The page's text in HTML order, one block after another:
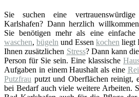
Sie suchen eine vertrauenswürdige
Karlshafen? Dann herzlich
Sie benötigen mehr als eine einfache
waschen, bügeln und Essen kochen liegt
Ihnen zusätzlichen Stress? Dann kann die
Person für Sie sein. Eine klassische
Aufgaben in einem Haushalt als eine
Putzfrau putzt und Oberflächen reinigt,
bei Bedarf auch viele weitere Arbeiten.